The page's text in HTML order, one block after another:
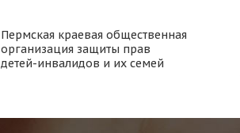
Пермская краевая общественная
организация защиты прав
детей-инвалидов и их семей